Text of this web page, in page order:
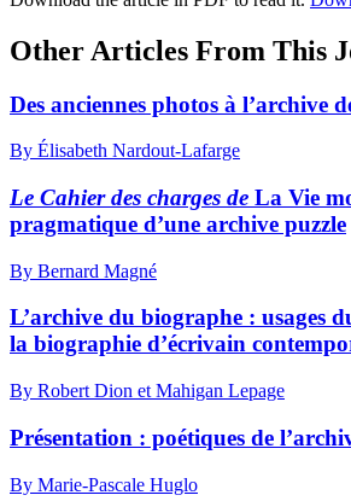
Other Articles From This
Des anciennes photos à l’archive
By Élisabeth Nardout-Lafarge
Le Cahier des charges de La Vie
pragmatique d’une archive puzzle
By Bernard Magné
L’archive du biographe : usages
la biographie d’écrivain
By Robert Dion et Mahigan Lepage
Présentation : poétiques de
By Marie-Pascale Huglo